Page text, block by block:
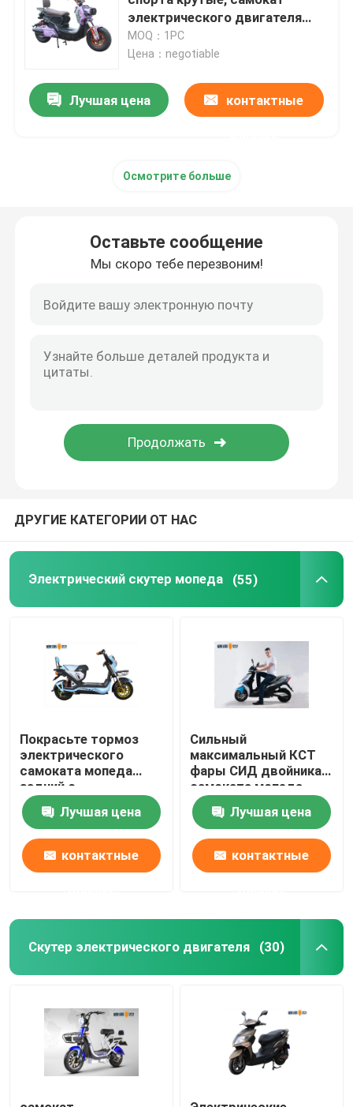
скутер электрического баланса
Скутер педали электрический
Долгосрочный электрический скутер
Электрический мини автомобиль
электрического двигателя
для подростков
MOQ：1PC
Цена：negotiable
Лучшая цена контактные
Осмотрите больше
Оставьте сообщение
Мы скоро тебе перезвоним!
ДРУГИЕ КАТЕГОРИИ ОТ НАС
Электрический скутер мопеда (55)
Покрасьте тормоз
электрического
самоката мопеда
задний с
расстоянием ряда
замка 60кмЛучшая цена
контактные
Сильный
максимальный КСТ
фары СИД двойника
самоката мопеда
скорости 50км
электрический
безламповый
Лучшая цена
контактные
Скутер электрического двигателя (30)